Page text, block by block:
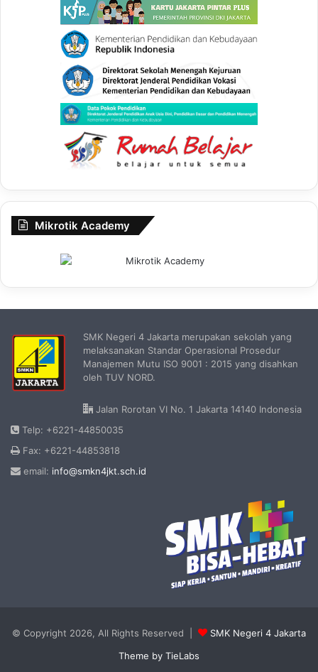
Mikrotik Academy
SMK Negeri 4 Jakarta merupakan sekolah yang
melaksanakan Standar Operasional Prosedur
Manajemen Mutu ISO 9001 : 2015 yang disahkan
oleh TUV NORD.
Jalan Rorotan VI No. 1 Jakarta 14140 Indonesia
Telp: +6221-44850035
Fax: +6221-44853818
email: info@smkn4jkt.sch.id
© Copyright 2026, All Rights Reserved |
SMK Negeri 4 Jakarta
Theme by TieLabs